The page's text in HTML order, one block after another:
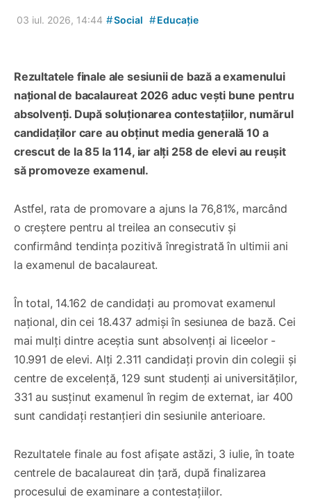
03 iul. 2026, 14:44 #Social #Educație
Rezultatele finale ale sesiunii de bază a examenului
național de bacalaureat 2026 aduc vești bune pentru
absolvenți. După soluționarea contestațiilor, numărul
candidaților care au obținut media generală 10 a
crescut de la 85 la 114, iar alți 258 de elevi au reușit
să promoveze examenul.
Astfel, rata de promovare a ajuns la 76,81%, marcând
o creștere pentru al treilea an consecutiv și
confirmând tendința pozitivă înregistrată în ultimii ani
la examenul de bacalaureat.
În total, 14.162 de candidați au promovat examenul
național, din cei 18.437 admiși în sesiunea de bază. Cei
mai mulți dintre aceștia sunt absolvenți ai liceelor -
10.991 de elevi. Alți 2.311 candidați provin din colegii și
centre de excelență, 129 sunt studenți ai universităților,
331 au susținut examenul în regim de externat, iar 400
sunt candidați restanțieri din sesiunile anterioare.
Rezultatele finale au fost afișate astăzi, 3 iulie, în toate
centrele de bacalaureat din țară, după finalizarea
procesului de examinare a contestațiilor.